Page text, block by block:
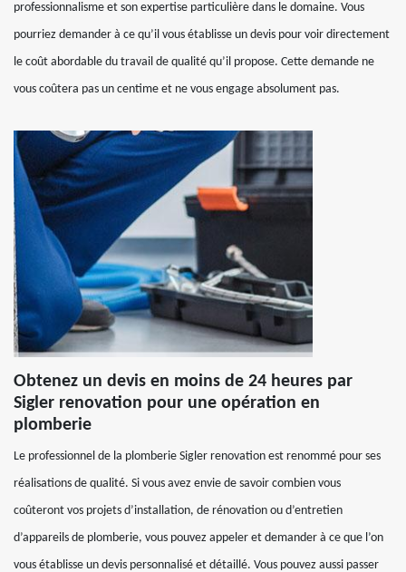
professionnalisme et son expertise particulière dans le domaine. Vous
pourriez demander à ce qu’il vous établisse un devis pour voir directement
le coût abordable du travail de qualité qu’il propose. Cette demande ne
vous coûtera pas un centime et ne vous engage absolument pas.
Obtenez un devis en moins de 24 heures par
Sigler renovation pour une opération en
plomberie
Le professionnel de la plomberie Sigler renovation est renommé pour ses
réalisations de qualité. Si vous avez envie de savoir combien vous
coûteront vos projets d’installation, de rénovation ou d’entretien
d’appareils de plomberie, vous pouvez appeler et demander à ce que l’on
vous établisse un devis personnalisé et détaillé. Vous pouvez aussi passer